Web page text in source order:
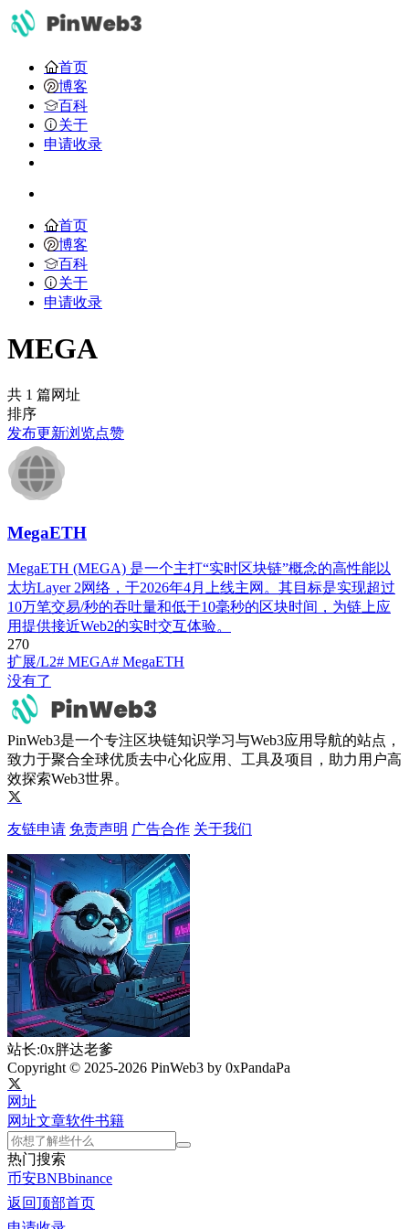
首页
博客
百科
关于
申请收录
首页
博客
百科
关于
申请收录
MEGA
共 1 篇网址
排序
发布更新浏览点赞
MegaETH
MegaETH (MEGA) 是一个主打“实时区块链”概念的高性能以
太坊Layer 2网络，于2026年4月上线主网。其目标是实现超过
10万笔交易/秒的吞吐量和低于10毫秒的区块时间，为链上应
用提供接近Web2的实时交互体验。
270
扩展/L2# MEGA# MegaETH
没有了
PinWeb3是一个专注区块链知识学习与Web3应用导航的站点，
致力于聚合全球优质去中心化应用、工具及项目，助力用户高
效探索Web3世界。
友链申请 免责声明 广告合作 关于我们
站长:0x胖达老爹
Copyright © 2025-2026 PinWeb3 by 0xPandaPa
网址
网址文章软件书籍
热门搜索
币安BNBbinance
返回顶部首页